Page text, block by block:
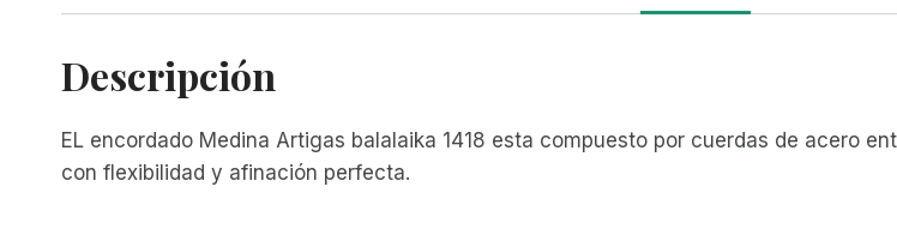
Descripción
EL encordado Medina Artigas balalaika 1418 esta compuesto por cuerdas de acero
con flexibilidad y afinación perfecta.